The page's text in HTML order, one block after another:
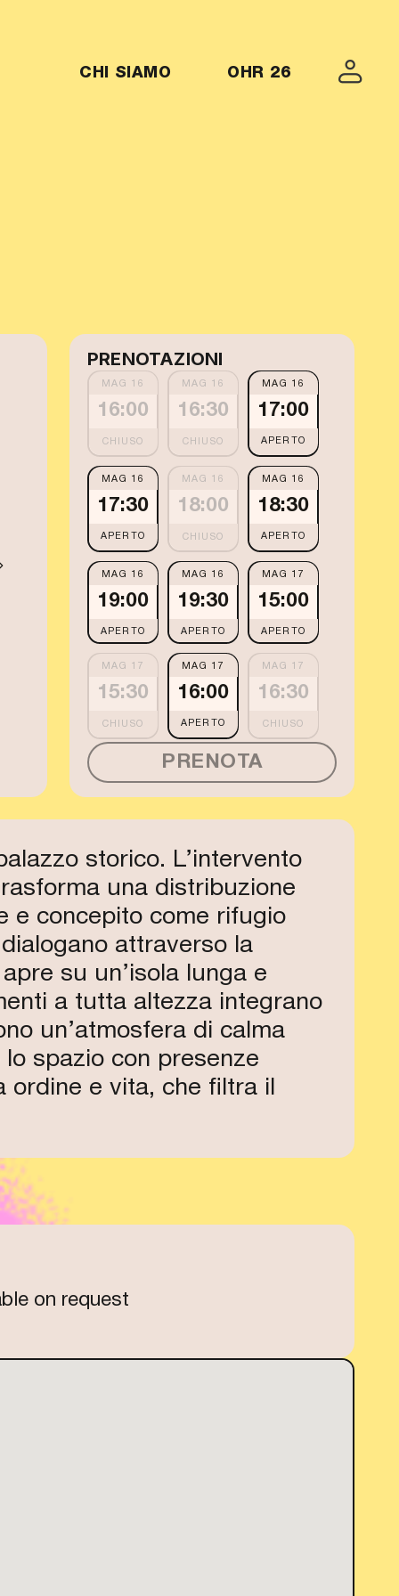
MENU-OHR26
CHI SIAMO OHR 26
PRENOTAZIONI
MAG 16
16:00
MAG 16
16:30
MAG 16
17:00
APERTO
MAG 16
17:30
APERTO
MAG 16
18:00
MAG 16
18:30
APERTO
MAG 16
19:00
APERTO
MAG 16
19:30
APERTO
MAG 17
15:00
APERTO
MAG 17
15:30
MAG 17
16:00
APERTO
MAG 17
16:30
17:00
MAG 17
17:30 18:00
MAG 17
18:30
APERTO
PRENOTA
storico. L’intervento
una distribuzione
e concepito come rifugio
attraverso la
su un’isola lunga e
a tutta altezza integrano
un’atmosfera di calma
spazio con presenze
e vita, che filtra il
on request